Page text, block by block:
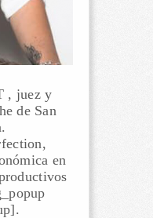
, juez y
de San
en